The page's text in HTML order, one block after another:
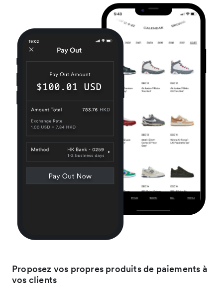
Proposez vos propres produits de paiements à
vos clients